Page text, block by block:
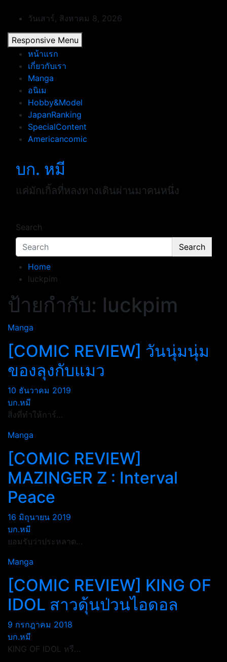
content
วันเสาร์, สิงหาคม 8, 2026
Responsive Menu
หน้าแรก
เกี่ยวกับเรา
Manga
อนิเม
Hobby&Model
JapanRanking
SpecialContent
Americancomic
บก. หมี
แค่มักเกิ้ลที่หลงทางเดินผ่านมาคนหนึ่ง
Search
Search
Home
luckpim
ป้ายกำกับ: luckpim
Manga
[COMIC REVIEW] วันนุ่มนุ่ม
ของลุงกับแมว
10 ธันวาคม 2019
บก.หมี
สิ่งที่ทำให้การ์…
Manga
[COMIC REVIEW]
MAZINGER Z : Interval
Peace
16 มิถุนายน 2019
บก.หมี
ยอมรับว่าประหลาด…
Manga
[COMIC REVIEW] KING OF
IDOL สาวดุ้นป่วนไอดอล
9 กรกฎาคม 2018
บก.หมี
KING OF IDOL หรื…